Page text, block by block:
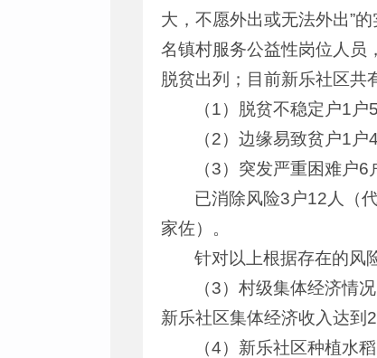
大，不愿外出或无法外出”
名镇村服务公益性岗位人员
脱贫出列；目前新乐社区共
（1）脱贫不稳定户1户
（2）边缘易致贫户1户
（3）突发严重困难户
已消除风险3户12人（
家佐）。
针对以上根据存在的风
（3）村级集体经济情
新乐社区集体经济收入达到
（4）新乐社区种植水